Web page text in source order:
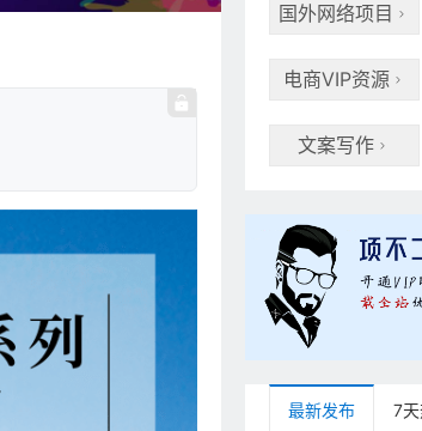
国外网络项目 
电商VIP资源 
文案写作 
最新发布 7